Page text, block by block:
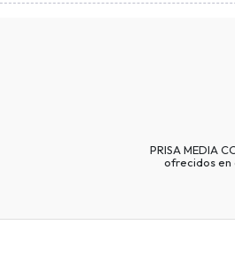
PRISA MEDIA
ofrecidos en